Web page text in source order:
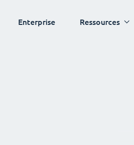
Enterprise Ressources